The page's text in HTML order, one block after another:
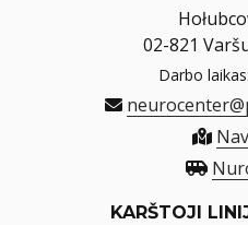
02-821
Darbo
KARŠTOJI